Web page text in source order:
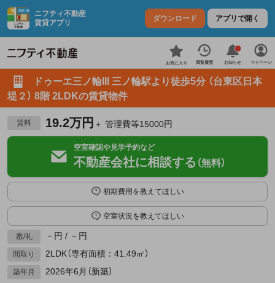
ニフティ不動産
賃貸アプリ
ダウンロード アプリで開く
お気に入り 閲覧履歴 お知らせ マイページ
ドゥーエ三ノ輪III 三ノ輪駅より徒歩5分 （台東区日本
堤２） 8階 2LDKの賃貸物件
賃料 19.2万円 ＋ 管理費等15000円
空室確認や見学予約など
不動産会社に相談する （無料）
初期費用を教えてほしい
空室状況を教えてほしい
敷/礼 －円 / －円
間取り 2LDK（専有面積：41.49㎡）
築年月 2026年6月（新築）